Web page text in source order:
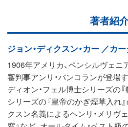
著者紹
ジョン・ディクスン・カー ／カ
1906年アメリカ、ペンシルヴェニ
審判事アンリ・バンコランが登場
ディオン・フェル博士シリーズの
シリーズの『皇帝のかぎ煙草入れ』
クスン名義によるヘンリ・メリヴ